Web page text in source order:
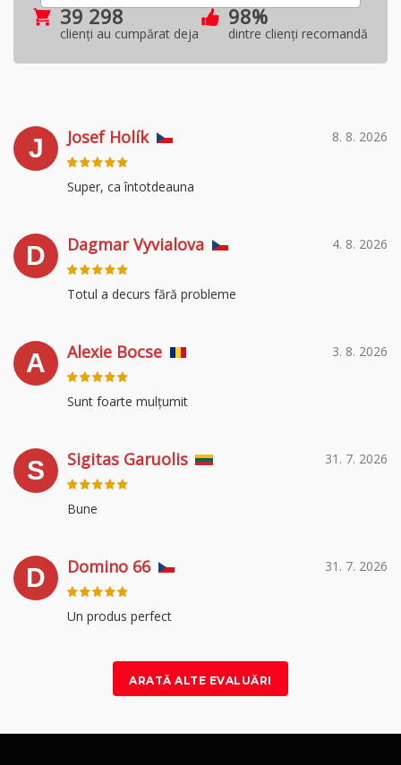
39 298
clienți au cumpărat deja
98%
dintre clienți recomandă
J 8. 8. 2026
Josef Holík
Super, ca întotdeauna
D 4. 8. 2026
Dagmar Vyvialova
Totul a decurs fără probleme
A 3. 8. 2026
Alexie Bocse
Sunt foarte mulțumit
S 31. 7. 2026
Sigitas Garuolis
Bune
D 31. 7. 2026
Domino 66
Un produs perfect
ARATĂ ALTE EVALUĂRI